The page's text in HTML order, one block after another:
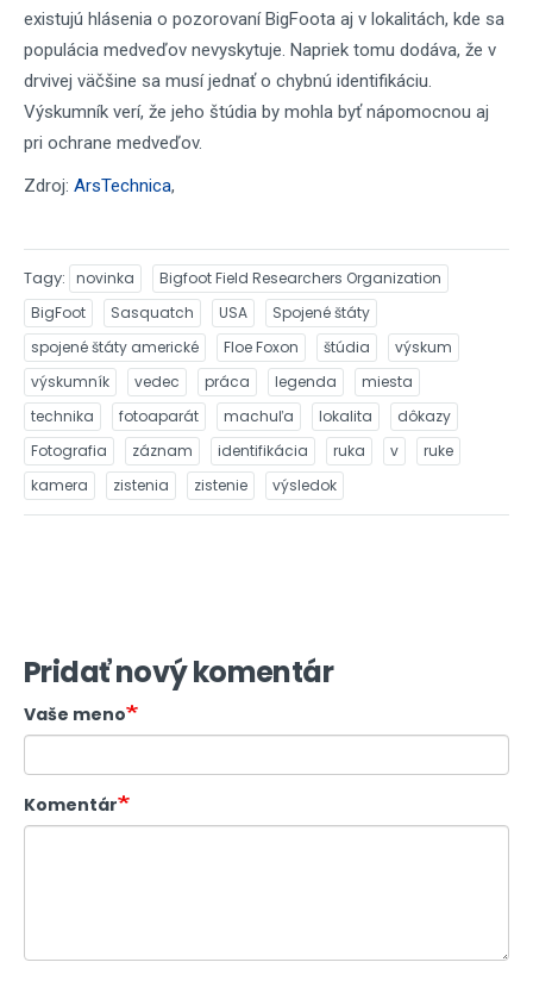
existujú hlásenia o pozorovaní BigFoota aj v lokalitách, kde sa
populácia medveďov nevyskytuje. Napriek tomu dodáva, že v
drvivej väčšine sa musí jednať o chybnú identifikáciu.
Výskumník verí, že jeho štúdia by mohla byť nápomocnou aj
pri ochrane medveďov.
Zdroj: ArsTechnica,
Tagy novinka
Bigfoot Field Researchers Organization
BigFoot
Sasquatch USA
Spojené štáty
spojené štáty americké
Floe Foxon štúdia
výskum
výskumník
vedec práca legenda
miesta
technika
fotoaparát machuľa lokalita
dôkazy
Fotografia
záznam identifikácia ruka v
ruke
kamera
zistenia zistenie výsledok
Pridať nový komentár
Vaše meno
Komentár